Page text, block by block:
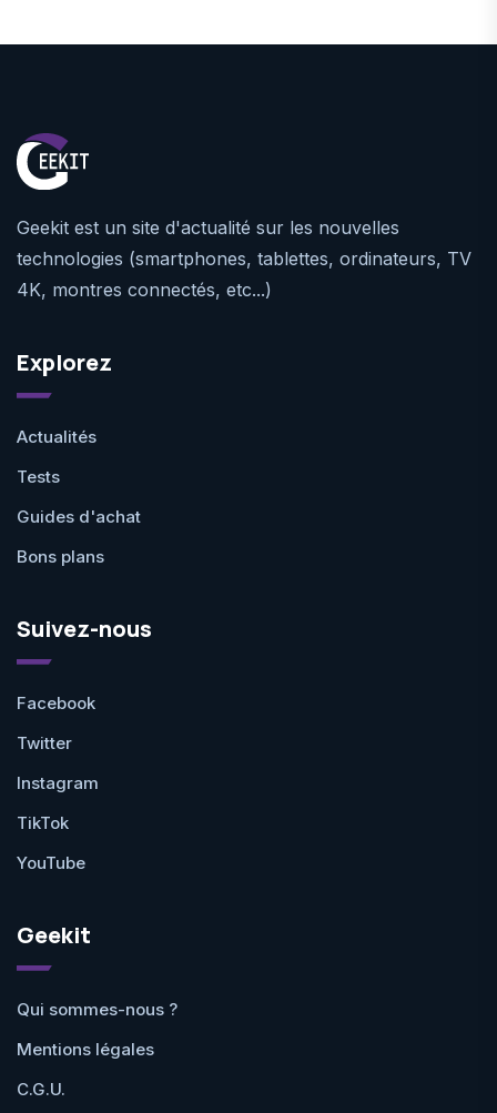
Geekit est un site d'actualité sur les nouvelles
technologies (smartphones, tablettes, ordinateurs, TV
4K, montres connectés, etc...)
Explorez
Actualités
Tests
Guides d'achat
Bons plans
Suivez-nous
Facebook
Twitter
Instagram
TikTok
YouTube
Geekit
Qui sommes-nous ?
Mentions légales
C.G.U.